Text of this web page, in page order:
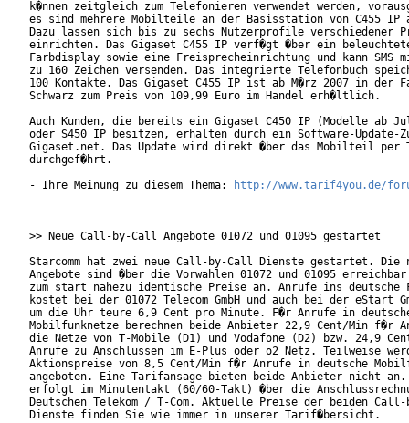
k�nnen zeitgleich zum Telefonieren verwendet werden,
es sind mehrere Mobilteile an der Basisstation von C455 IP
Dazu lassen sich bis zu sechs Nutzerprofile verschiedener
einrichten. Das Gigaset C455 IP verf�gt �ber ein
Farbdisplay sowie eine Freisprecheinrichtung und kann SMS
zu 160 Zeichen versenden. Das integrierte Telefonbuch
100 Kontakte. Das Gigaset C455 IP ist ab M�rz 2007 in der
Schwarz zum Preis von 109,99 Euro im Handel erh�ltlich.
Auch Kunden, die bereits ein Gigaset C450 IP (Modelle ab
oder S450 IP besitzen, erhalten durch ein Software-Update-
Gigaset.net. Das Update wird direkt �ber das Mobilteil per
durchgef�hrt.
- Ihre Meinung zu diesem Thema:
http://www.tarif4you.de/
>> Neue Call-by-Call Angebote 01072 und 01095 gestartet
Starcomm hat zwei neue Call-by-Call Dienste gestartet. Die
Angebote sind �ber die Vorwahlen 01072 und 01095
zum start nahezu identische Preise an. Anrufe ins deutsche
kostet bei der 01072 Telecom GmbH und auch bei der eStart
um die Uhr teure 6,9 Cent pro Minute. F�r Anrufe in
Mobilfunknetze berechnen beide Anbieter 22,9 Cent/Min f�r
die Netze von T-Mobile (D1) und Vodafone (D2) bzw. 24,9
Anrufe zu Anschlussen im E-Plus oder o2 Netz. Teilweise
Aktionspreise von 8,5 Cent/Min f�r Anrufe in deutsche
angeboten. Eine Tarifansage bieten beide Anbieter nicht an.
erfolgt im Minutentakt (60/60-Takt) �ber die
Deutschen Telekom / T-Com. Aktuelle Preise der beiden
Dienste finden Sie wie immer in unserer